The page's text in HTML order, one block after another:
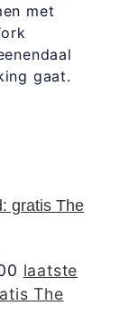
met
gaat.
gratis The
laatste
The